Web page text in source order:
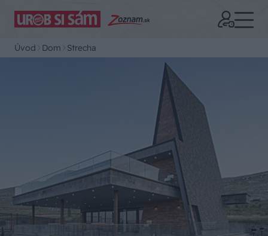
Úvod Dom Strecha